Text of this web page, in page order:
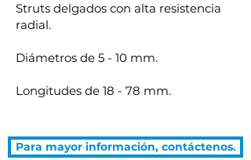
Struts delgados con alta resistencia
radial.
Diámetros de 5 - 10 mm.
Longitudes de 18 - 78 mm.
Para mayor información, contáctenos.